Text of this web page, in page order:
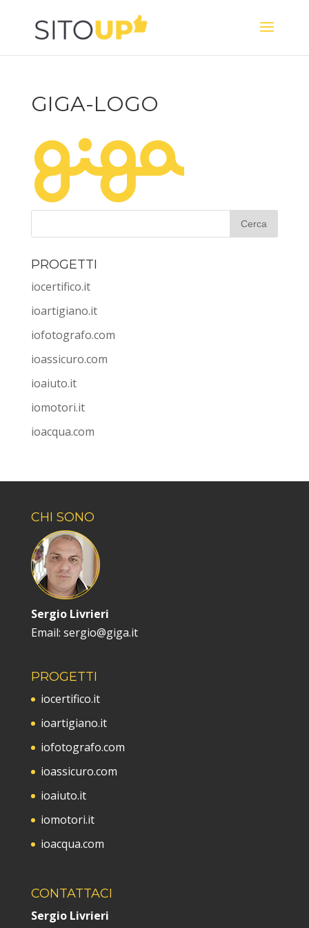
GIGA-LOGO
PROGETTI
iocertifico.it
ioartigiano.it
iofotografo.com
ioassicuro.com
ioaiuto.it
iomotori.it
ioacqua.com
CHI SONO
Sergio Livrieri
Email: sergio@giga.it
PROGETTI
iocertifico.it
ioartigiano.it
iofotografo.com
ioassicuro.com
ioaiuto.it
iomotori.it
ioacqua.com
CONTATTACI
Sergio Livrieri